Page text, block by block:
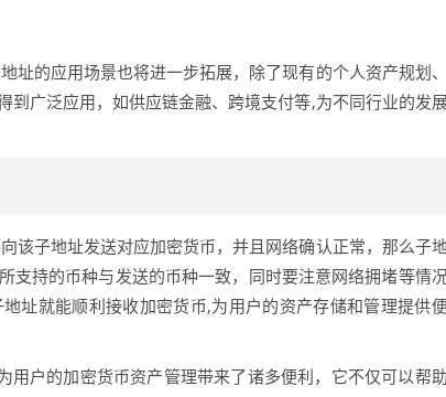
的应用场景也将进一步拓展，除了现有的个人资产规划、
广泛应用，如供应链金融、跨境支付等,为不同行业的发
该子地址发送对应加密货币，并且网络确认正常，那么子
支持的币种与发送的币种一致，同时要注意网络拥堵等情
址就能顺利接收加密货币,为用户的资产存储和管理提供
户的加密货币资产管理带来了诸多便利，它不仅可以帮助